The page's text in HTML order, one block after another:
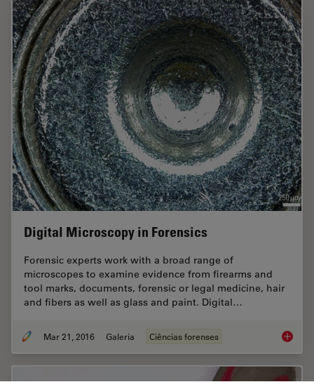
Digital Microscopy in Forensics
Forensic experts work with a broad range of
microscopes to examine evidence from firearms and
tool marks, documents, forensic or legal medicine, hair
and fibers as well as glass and paint. Digital…
Mar 21, 2016 Galeria Ciências forenses Digital